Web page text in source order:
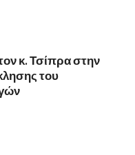
κ. Τσίπρα στην
του